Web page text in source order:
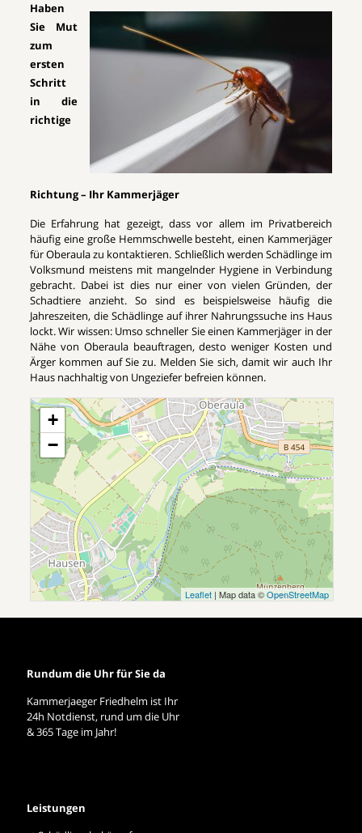
Haben
Sie Mut
zum
ersten
Schritt
in die
richtige
Richtung – Ihr Kammerjäger
Die Erfahrung hat gezeigt, dass vor allem im Privatbereich
häufig eine große Hemmschwelle besteht, einen Kammerjäger
für Oberaula zu kontaktieren. Schließlich werden Schädlinge im
Volksmund meistens mit mangelnder Hygiene in Verbindung
gebracht. Dabei ist dies nur einer von vielen Gründen, der
Schadtiere anzieht. So sind es beispielsweise häufig die
Jahreszeiten, die Schädlinge auf ihrer Nahrungssuche ins Haus
lockt. Wir wissen: Umso schneller Sie einen Kammerjäger in der
Nähe von Oberaula beauftragen, desto weniger Kosten und
Ärger kommen auf Sie zu. Melden Sie sich, damit wir auch Ihr
Haus nachhaltig von Ungeziefer befreien können.
+
−
Leaflet | Map data ©OpenStreetMap
Rundum die Uhr für Sie da
Kammerjaeger Friedhelm ist Ihr
24h Notdienst, rund um die Uhr
& 365 Tage im Jahr!
Leistungen